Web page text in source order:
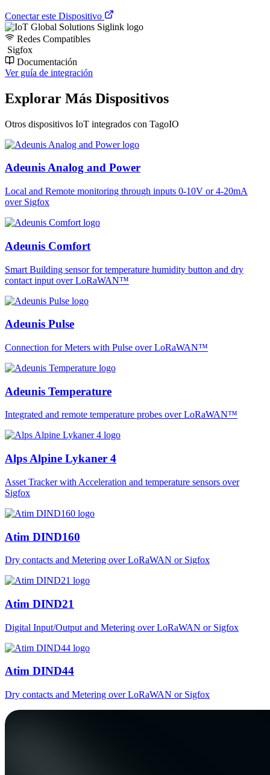
Conectar este Dispositivo
Redes Compatibles
Sigfox
Documentación
Ver guía de integración
Explorar Más Dispositivos
Otros dispositivos IoT integrados con TagoIO
Adeunis Analog and Power
Local and Remote monitoring through inputs 0-10V or 4-20mA
over Sigfox
Adeunis Comfort
Smart Building sensor for temperature humidity button and dry
contact input over LoRaWAN™
Adeunis Pulse
Connection for Meters with Pulse over LoRaWAN™
Adeunis Temperature
Integrated and remote temperature probes over LoRaWAN™
Alps Alpine Lykaner 4
Asset Tracker with Acceleration and temperature sensors over
Sigfox
Atim DIND160
Dry contacts and Metering over LoRaWAN or Sigfox
Atim DIND21
Digital Input/Output and Metering over LoRaWAN or Sigfox
Atim DIND44
Dry contacts and Metering over LoRaWAN or Sigfox